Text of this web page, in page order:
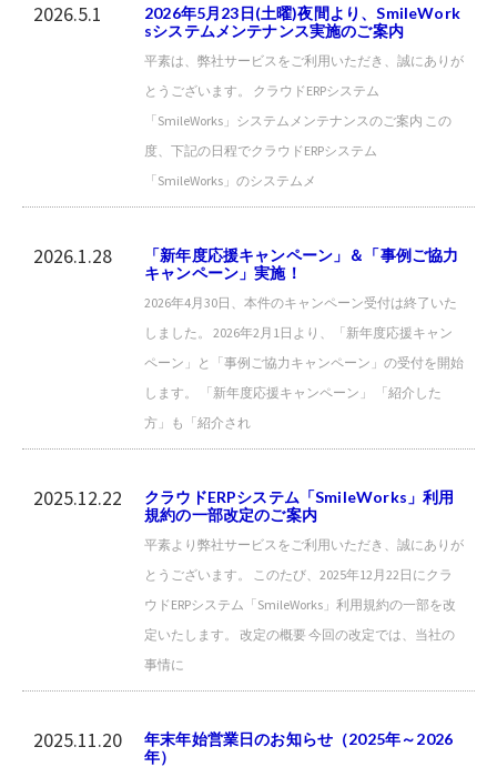
2026.5.1
2026年5月23日(土曜)夜間より、SmileWork
sシステムメンテナンス実施のご案内
平素は、弊社サービスをご利用いただき、誠にありが
とうございます。 クラウドERPシステム
「SmileWorks」システムメンテナンスのご案内 この
度、下記の日程でクラウドERPシステム
「SmileWorks」のシステムメ
2026.1.28
「新年度応援キャンペーン」＆「事例ご協力
キャンペーン」実施！
2026年4月30日、本件のキャンペーン受付は終了いた
しました。 2026年2月1日より、「新年度応援キャン
ペーン」と「事例ご協力キャンペーン」の受付を開始
します。 「新年度応援キャンペーン」 「紹介した
方」も「紹介され
2025.12.22
クラウドERPシステム「SmileWorks」利用
規約の一部改定のご案内
平素より弊社サービスをご利用いただき、誠にありが
とうございます。 このたび、2025年12月22日にクラ
ウドERPシステム「SmileWorks」利用規約の一部を改
定いたします。 改定の概要 今回の改定では、当社の
事情に
2025.11.20
年末年始営業日のお知らせ（2025年～2026
年）